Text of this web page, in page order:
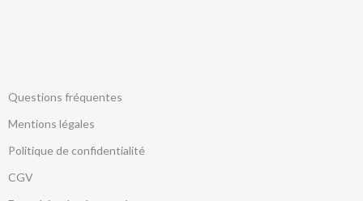
Questions fréquentes
Mentions légales
Politique de confidentialité
CGV